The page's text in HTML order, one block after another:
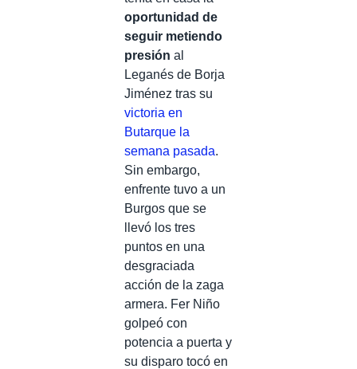
oportunidad de
seguir metiendo
presión al
Leganés de Borja
Jiménez tras su
victoria en
Butarque la
semana pasada.
Sin embargo,
enfrente tuvo a un
Burgos que se
llevó los tres
puntos en una
desgraciada
acción de la zaga
armera. Fer Niño
golpeó con
potencia a puerta y
su disparo tocó en